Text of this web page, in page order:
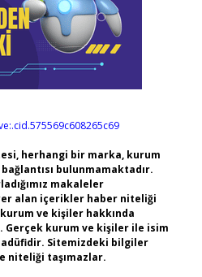
herhangi bir marka, kurum
bulunmamaktadır.
makaleler
alan içerikler haber niteliği
ve kişiler hakkında
Gerçek kurum ve kişiler ile isim
Sitemizdeki bilgiler
niteliği taşımazlar.